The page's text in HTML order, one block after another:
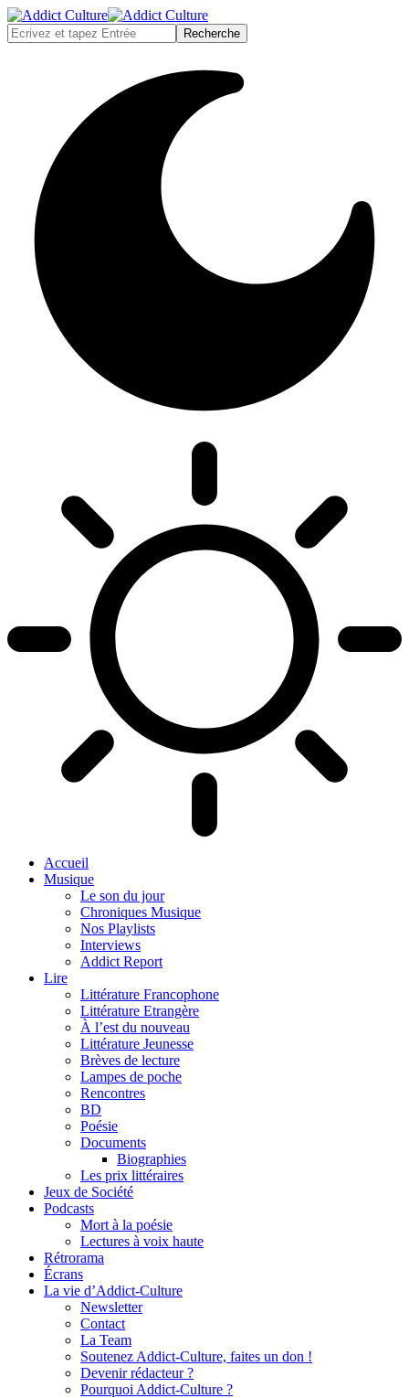
Accueil
Musique
Le son du jour
Chroniques Musique
Nos Playlists
Interviews
Addict Report
Lire
Littérature Francophone
Littérature Etrangère
À l’est du nouveau
Littérature Jeunesse
Brèves de lecture
Lampes de poche
Rencontres
BD
Poésie
Documents
Biographies
Les prix littéraires
Jeux de Société
Podcasts
Mort à la poésie
Lectures à voix haute
Rétrorama
Écrans
La vie d’Addict-Culture
Newsletter
Contact
La Team
Soutenez Addict-Culture, faites un don !
Devenir rédacteur ?
Pourquoi Addict-Culture ?